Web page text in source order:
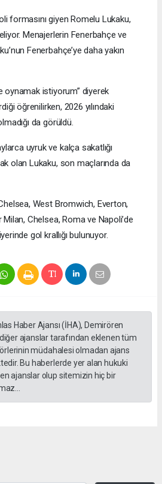
formasını giyen Romelu Lukaku,
Menajerlerin Fenerbahçe ve
Fenerbahçe’ye daha yakın
oynamak istiyorum” diyerek
öğrenilirken, 2026 yılındaki
da görüldü.
uyruk ve kalça sakatlığı
olan Lukaku, son maçlarında da
West Bromwich, Everton,
Chelsea, Roma ve Napoli’de
gol krallığı bulunuyor.
Haber Ajansı (İHA), Demirören
ajanslar tarafından eklenen tüm
müdahalesi olmadan ajans
Bu haberlerde yer alan hukuki
ajanslar olup sitemizin hiç bir